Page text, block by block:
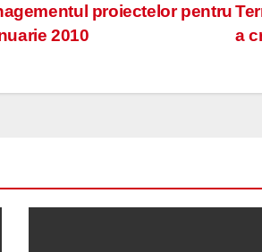
a
proiectelor pentru
2010